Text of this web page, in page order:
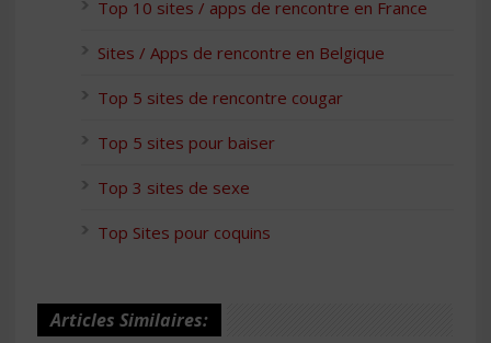
Top 10 sites / apps de rencontre en France
Sites / Apps de rencontre en Belgique
Top 5 sites de rencontre cougar
Top 5 sites pour baiser
Top 3 sites de sexe
Top Sites pour coquins
Articles Similaires: